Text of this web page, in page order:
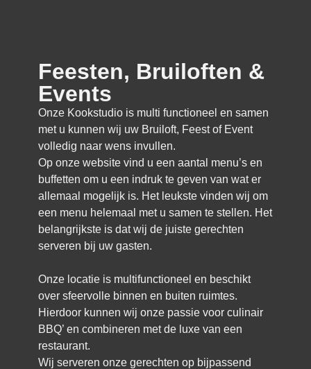
Feesten, Bruiloften &
Events
Onze Kookstudio is multi functioneel en samen
met u kunnen wij uw Bruiloft, Feest of Event
volledig naar wens invullen.
Op onze website vind u een aantal menu’s en
buffetten om u een indruk te geven van wat er
allemaal mogelijk is. Het leukste vinden wij om
een menu helemaal met u samen te stellen. Het
belangrijkste is dat wij de juiste gerechten
serveren bij uw gasten.
Onze locatie is multifunctioneel en beschikt
over sfeervolle binnen en buiten ruimtes.
Hierdoor kunnen wij onze passie voor culinair
BBQ’ en combineren met de luxe van een
restaurant.
Wij serveren onze gerechten op bijpassend